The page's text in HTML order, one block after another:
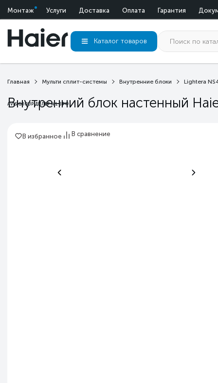
Монтаж Услуги Доставка Оплата Гарантия
AVIS GROUP ДИЛЕР №1 В РФ
Каталог товаров
Главная Мульти сплит-системы Внутренние блоки Lightera
Внутренний блок настенный
В избранное В сравнение